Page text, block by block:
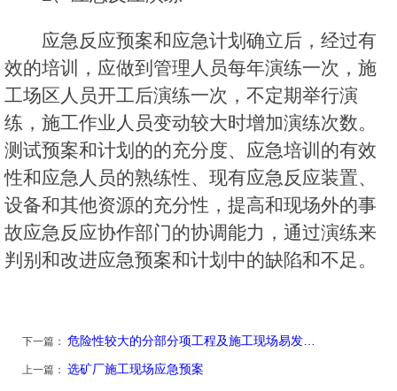
应急反应预案和应急计划确立后，经过有
效的培训，应做到管理人员每年演练一次，施
工场区人员开工后演练一次，不定期举行演
练，施工作业人员变动较大时增加演练次数。
测试预案和计划的的充分度、应急培训的有效
性和应急人员的熟练性、现有应急反应装置、
设备和其他资源的充分性，提高和现场外的事
故应急反应协作部门的协调能力，通过演练来
判别和改进应急预案和计划中的缺陷和不足。
下一篇： 危险性较大的分部分项工程及施工现场易发…
上一篇： 选矿厂施工现场应急预案